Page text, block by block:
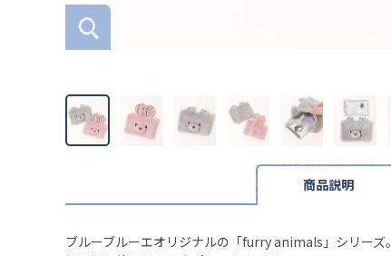
商品説明
ブルーブルーエオリジナルの「furry animals」シリーズ。